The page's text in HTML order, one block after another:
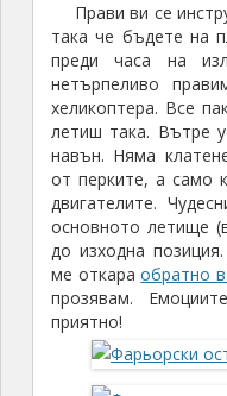
Прави ви се
така че бъдете на
преди часа на
нетърпеливо
хеликоптера. Все
летиш така. Вътре
навън. Няма
от перките, а само
двигателите.
основното летище
до изходна
ме откараобратно
прозявам.
приятно!